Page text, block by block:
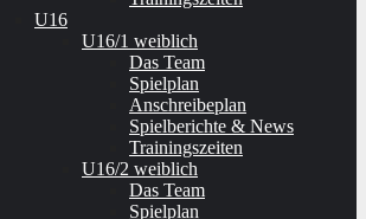
U16
U16/1 weiblich
Das Team
Spielplan
Anschreibeplan
Spielberichte & News
Trainingszeiten
U16/2 weiblich
Das Team
Spielplan